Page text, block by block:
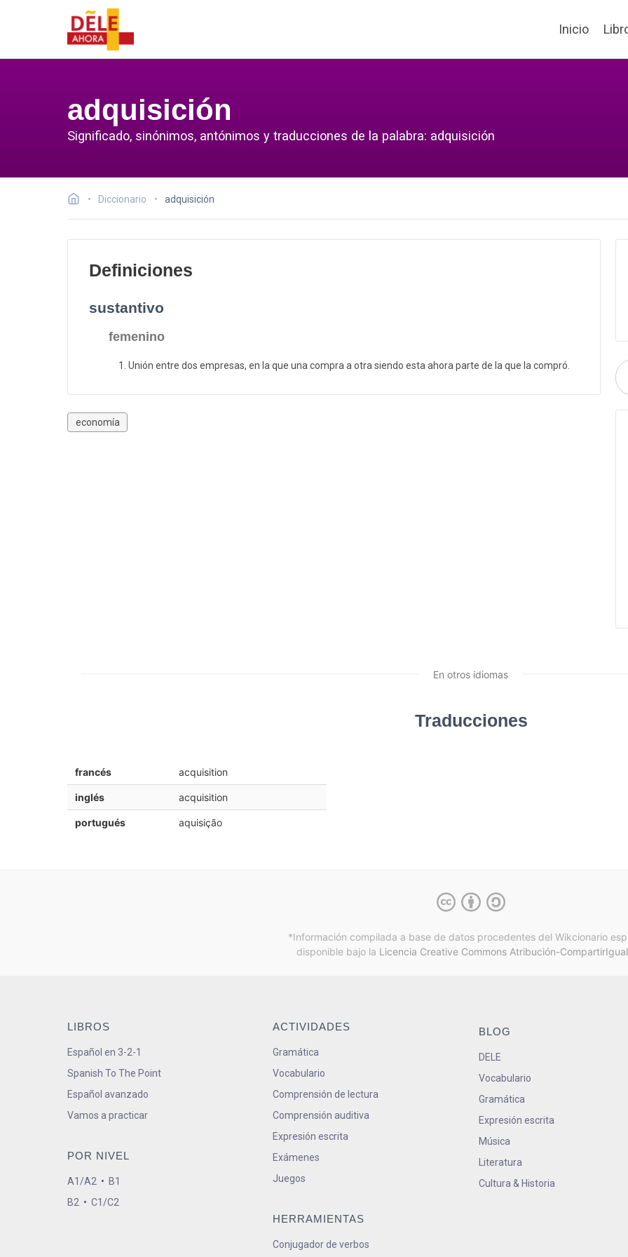
Inicio
adquisición
Significado, sinónimos, antónimos y traducciones de la palabra: adquisición
Diccionario adquisición
Definiciones
sustantivo
femenino
Unión entre dos empresas, en la que una compra a otra siendo esta ahora parte de la que la compró.
economía
En otros idiomas
Traducciones
francés acquisition
inglés acquisition
portugués aquisição
*Información compilada a base de datos procedentes del Wikcionario
disponible bajo la Licencia Creative Commons Atribución-
LIBROS
Español en 3-2-1
Spanish To The Point
Español avanzado
Vamos a practicar
POR NIVEL
A1/A2 • B1
B2 • C1/C2
ACTIVIDADES
Gramática
Vocabulario
Comprensión de lectura
Comprensión auditiva
Expresión escrita
Exámenes
Juegos
HERRAMIENTAS
Conjugador de verbos
BLOG
DELE
Vocabulario
Gramática
Expresión escrita
Música
Literatura
Cultura & Historia